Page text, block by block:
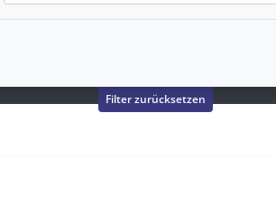
Filter zurücksetzen